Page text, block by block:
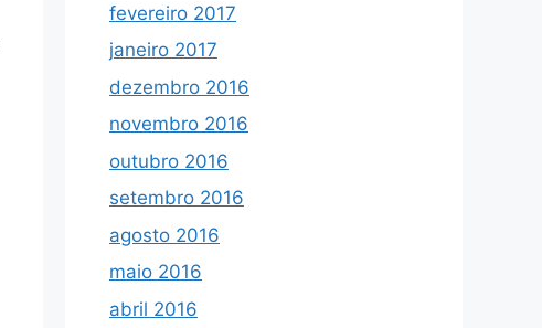
fevereiro 2017
janeiro 2017
dezembro 2016
novembro 2016
outubro 2016
setembro 2016
agosto 2016
maio 2016
abril 2016